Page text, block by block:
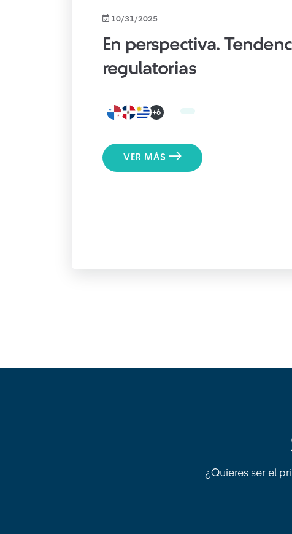
10/31/2025
En perspectiva.
regulatorias
+6
VER MÁS
¿Quieres ser el